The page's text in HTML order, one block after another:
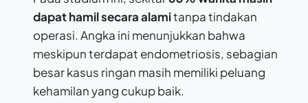
dapat hamil secara alamitanpa tindakan
operasi. Angka ini menunjukkan bahwa
meskipun terdapat endometriosis, sebagian
besar kasus ringan masih memiliki peluang
kehamilan yang cukup baik.